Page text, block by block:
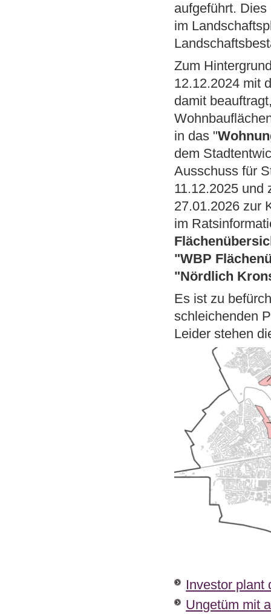
aufgeführt.
im
Zum
12.12.2024 mit
damit
in das "
dem
Ausschuss für
11.12.2025 und
27.01.2026 zur
im
"WBP
"Nördlich
Es ist zu
schleichenden
Leider stehen
Investor plant
Ungetüm mit